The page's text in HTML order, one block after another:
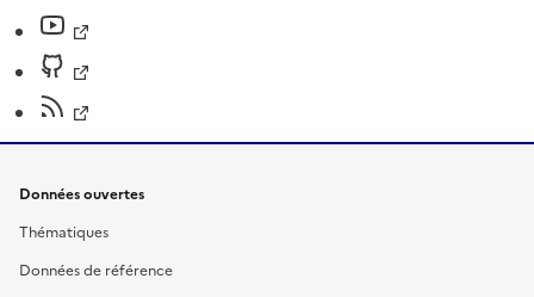
Données ouvertes
Thématiques
Données de référence